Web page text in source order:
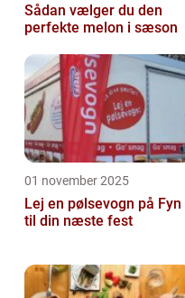
Sådan vælger du den
perfekte melon i sæson
01 november 2025
Lej en pølsevogn på Fyn
til din næste fest